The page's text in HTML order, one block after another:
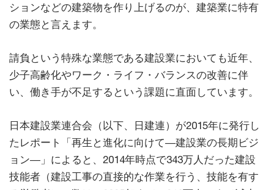
ションなどの建築物を作り上げるのが、建築業に特有
の業態と言えます。
請負という特殊な業態である建設業においても近年、
少子高齢化やワーク・ライフ・バランスの改善に伴
い、働き手が不足するという課題に直面しています。
日本建設業連合会（以下、日建連）が2015年に発行し
たレポート「再生と進化に向けて―建設業の長期ビジ
ョン―」によると、2014年時点で343万人だった建設
技能者（建設工事の直接的な作業を行う、技能を有す